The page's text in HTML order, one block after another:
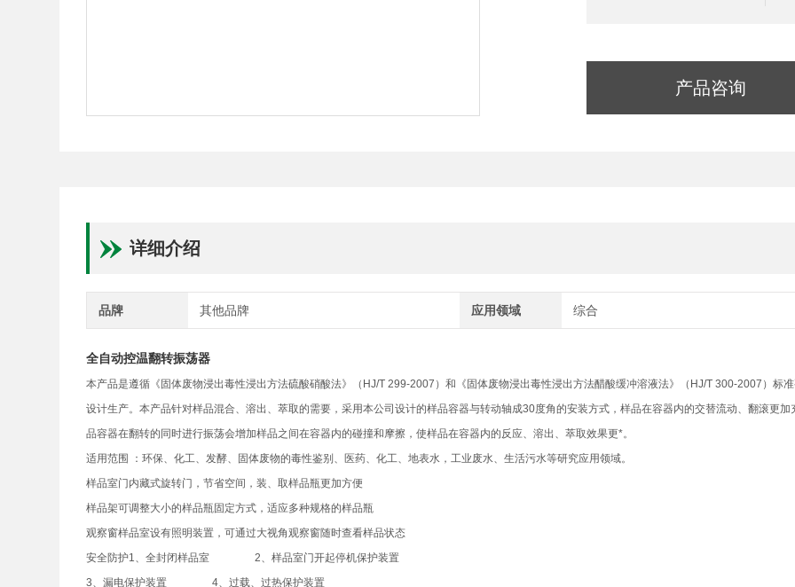
产品咨询
详细介绍
品牌 其他品牌 应用领域 综合
全自动控温翻转振荡器
本产品是遵循《固体废物浸出毒性浸出方法硫酸硝酸法》（HJ/T 299-2007）和《固体废物浸出毒性浸出方法醋酸缓冲溶液法》（HJ/T 300-2007）标
设计生产。本产品针对样品混合、溶出、萃取的需要，采用本公司设计的样品容器与转动轴成30度角的安装方式，样品在容器内的交替流动、翻滚更加
品容器在翻转的同时进行振荡会增加样品之间在容器内的碰撞和摩擦，使样品在容器内的反应、溶出、萃取效果更*。
适用范围 ：环保、化工、发酵、固体废物的毒性鉴别、医药、化工、地表水，工业废水、生活污水等研究应用领域。
样品室门内藏式旋转门，节省空间，装、取样品瓶更加方便
样品架可调整大小的样品瓶固定方式，适应多种规格的样品瓶
观察窗样品室设有照明装置，可通过大视角观察窗随时查看样品状态
安全防护1、全封闭样品室 2、样品室门开起停机保护装置
3、漏电保护装置 4、过载、过热保护装置